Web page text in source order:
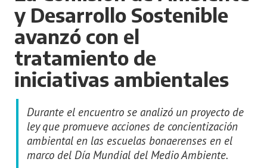
PRENSA
CULTURA
VISITAS GUIADAS
CONTACTO
y Desarrollo Sostenible
avanzó con el
tratamiento de
iniciativas ambientales
Durante el encuentro se analizó un proyecto de
ley que promueve acciones de concientización
ambiental en las escuelas bonaerenses en el
marco del Día Mundial del Medio Ambiente.